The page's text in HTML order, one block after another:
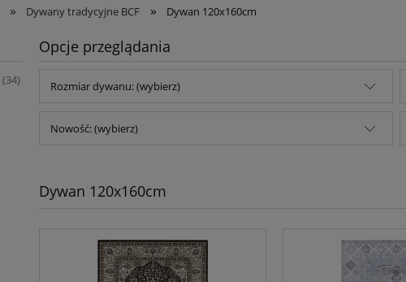
» Dywany tradycyjne BCF » Dywan 120x160cm
(34)
Opcje przeglądania
Rozmiar dywanu: (wybierz)
Nowość: (wybierz)
Dywan 120x160cm